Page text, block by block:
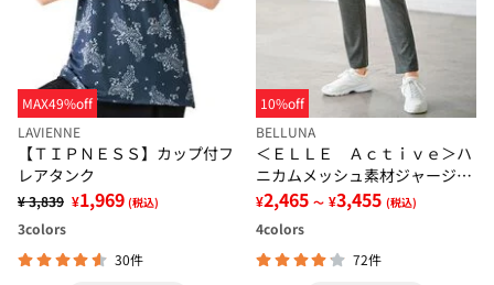
MAX49%off
LAVIENNE
【ＴＩＰＮＥＳＳ】カップ付フ
レアタンク
¥ 3,839 ¥1,969 (税込)
3colors
30件
10%off
BELLUNA
＜ＥＬＬＥ Ａｃｔｉｖｅ＞ハ
ニカムメッシュ素材ジャージパ
ンツ
¥2,465 ～ ¥3,455 (税込)
4colors
72件